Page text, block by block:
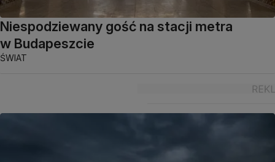
Niespodziewany gość na stacji metra
w Budapeszcie
ŚWIAT